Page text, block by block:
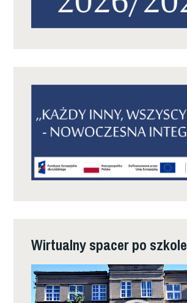
Wirtualny spacer po szkole
Odtwarzacz
video